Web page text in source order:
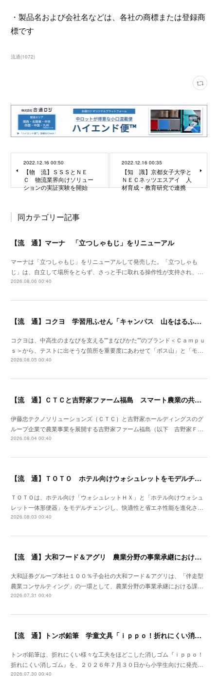
・製品名および会社名などは、各社の商標または登録商
標です
流通(1072)
2022.12.16 00:50
【物 流】ＳＳＳとＮＥ
Ｃ 物流業界向けソリュー
ションの実証実験を開始
2022.12.16 00:35
【知 識】京都女子大学と
ＮＥＣネッツエスアイ 人
材育成・教育研究で連携
同カテゴリー記事
【流 通】マーナ 「立つしゃもじ」をリニューアル
マーナは「立つしゃもじ」をリニューアルして発売した。「立つしゃも
じ」は、自立して場所をとらず、さっと手に取れる操作性が支持され、…
2026.08.06 00:40
【流 通】コクヨ 学習用ふせん「キャンパス 山をはるふせん」発売
コクヨは、中高生のまなびを支える""まなびかた""のブランド＜Ｃａｍｐｕ
ｓ＞から、テストに出そうな箇所を重要度にあわせて「ボス山」と「モ…
2026.08.05 00:40
【流 通】ＣＴＣと吉野家ファーム福島 スマート農業の共同研究を開始
伊藤忠テクノソリューションズ（ＣＴＣ）と吉野家ホールディングスのグ
ループ企業で農業事業を展開する吉野家ファーム福島（以下 吉野家Ｆ…
2026.08.04 00:40
【流 通】ＴＯＴＯ ホテル向けウォシュレットをモデルチェン
ＴＯＴＯは、ホテル向け「ウォシュレットＨＸ」と「ホテル向けウォシュ
レット一体形便器」をモデルチェンジし、快適性と省エネ性能を進化さ…
2026.08.03 00:40
【流 通】大和フード＆アグリ 農業分野の事業承継における支援サービスを開始
大和証券グループ本社１００％子会社の大和フード＆アグリは、「伴走型
農業コンサルティング」の一環として、農業分野の事業承継における課…
2026.07.31 00:40
【流 通】トンボ鉛筆 学童文具「ｉｐｐｏ！折れにくい消しゴム」発売
トンボ鉛筆は、折れにくい様々な工夫をほどこした消しゴム『ｉｐｐｏ！
折れにくい消しゴム』を、２０２６年７月３０日から小学生向けに発売…
2026.07.30 00:40